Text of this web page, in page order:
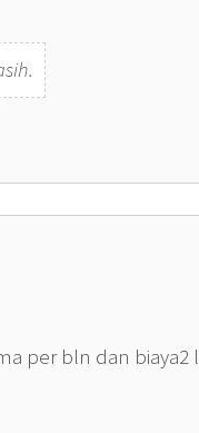
per bln dan biaya2